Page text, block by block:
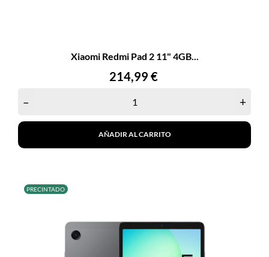
Xiaomi Redmi Pad 2 11" 4GB...
Precio
214,99 €
– +
AÑADIR AL CARRITO
PRECINTADO